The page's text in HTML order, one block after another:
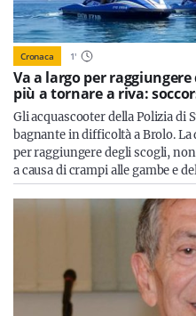
Cronaca 1'
Va a largo per
più a tornare a riva:
Gli acquascooter della Polizia di
bagnante in difficoltà a Brolo.
per raggiungere degli scogli,
a causa di crampi alle gambe e